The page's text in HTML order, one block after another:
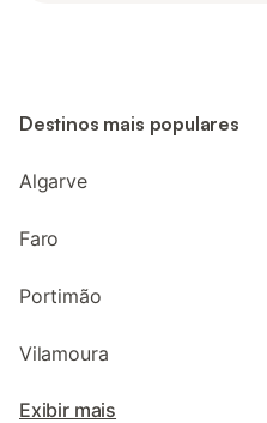
Destinos mais populares
Algarve
Faro
Portimão
Vilamoura
Exibir mais